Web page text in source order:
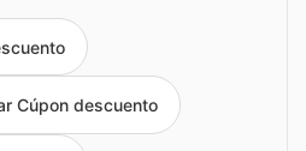
Cúpon descuento